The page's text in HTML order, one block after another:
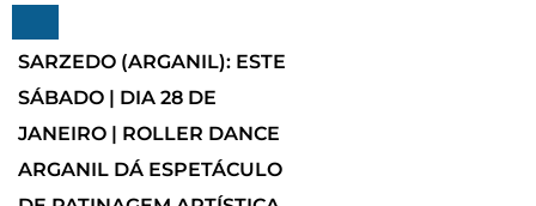
SARZEDO (ARGANIL): ESTE
SÁBADO | DIA 28 DE
JANEIRO | ROLLER DANCE
ARGANIL DÁ ESPETÁCULO